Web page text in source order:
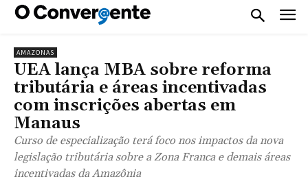
AMAZONAS
UEA lança MBA sobre reforma
tributária e áreas incentivadas
com inscrições abertas em
Manaus
Curso de especialização terá foco nos impactos da nova
legislação tributária sobre a Zona Franca e demais áreas
incentivadas da Amazônia